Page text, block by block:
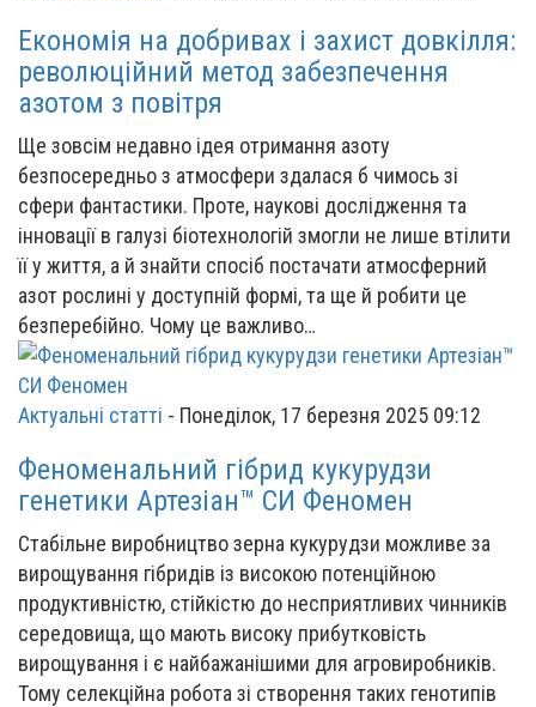
Економія на добривах і захист довкілля:
революційний метод забезпечення
азотом з повітря
Ще зовсім недавно ідея отримання азоту
безпосередньо з атмосфери здалася б чимось зі
сфери фантастики. Проте, наукові дослідження та
інновації в галузі біотехнологій змогли не лише втілити
її у життя, а й знайти спосіб постачати атмосферний
азот рослині у доступній формі, та ще й робити це
безперебійно. Чому це важливо…
Актуальні статті - Понеділок, 17 березня 2025 09:12
Феноменальний гібрид кукурудзи
генетики Артезіан™ СИ Феномен
Стабільне виробництво зерна кукурудзи можливе за
вирощування гібридів із високою потенційною
продуктивністю, стійкістю до несприятливих чинників
середовища, що мають високу прибутковість
вирощування і є найбажанішими для агровиробників.
Тому селекційна робота зі створення таких генотипів